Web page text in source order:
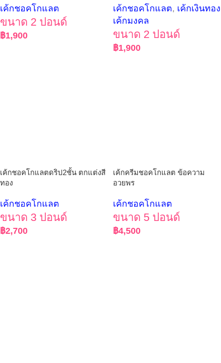
เค้กชอคโกแลต
ขนาด 2 ปอนด์
฿1,900
เค้กชอคโกแลต, เค้กเงินทอง
เค้กมงคล
ขนาด 2 ปอนด์
฿1,900
เค้กชอคโกแลตดริป2ชั้น ตกแต่งสี
ทอง
เค้กชอคโกแลต
ขนาด 3 ปอนด์
฿2,700
เค้กครีมชอคโกแลต ข้อความ
อวยพร
เค้กชอคโกแลต
ขนาด 5 ปอนด์
฿4,500